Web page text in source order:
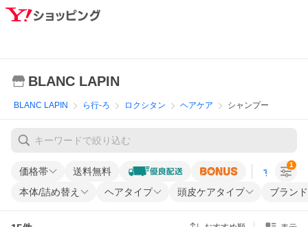
BLANC LAPIN
BLANC LAPIN ら行-ろ ロクシタン ヘアケア シャンプー
価格帯 送料無料 すべての条
本体/詰め替え ヘアタイプ 頭皮ケアタイプ ブランド
1